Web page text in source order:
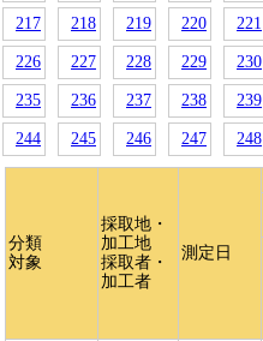
217 218 219 220 221
226 227 228 229 230
235 236 237 238 239
244 245 246 247 248
分類
対象
採取地・
加工地
採取者・
加工者
測定日